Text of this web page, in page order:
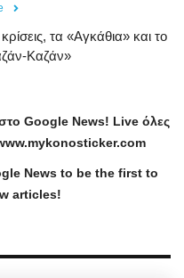
τα «Αγκάθια» και το
Καζάν»
Google News! Liveόλες
.mykonosticker.com
News to be the first to
articles!